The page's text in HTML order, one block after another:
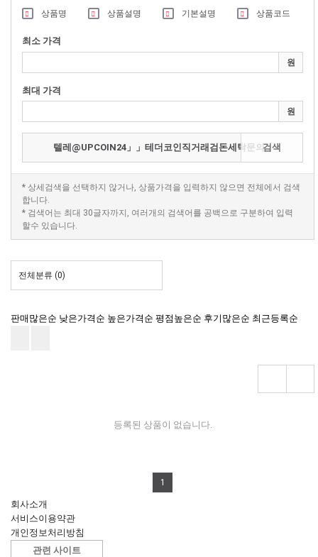
상품명 상품설명 기본설명 상품코드
최소 가격
원
최대 가격
원
검색
* 상세검색을 선택하지 않거나, 상품가격을 입력하지 않으면 전체에서 검색
합니다.
* 검색어는 최대 30글자까지, 여러개의 검색어를 공백으로 구분하여 입력
할수 있습니다.
전체분류 (0)
판매많은순 낮은가격순 높은가격순 평점높은순 후기많은순 최근등록순
등록된 상품이 없습니다.
1
회사소개
서비스이용약관
개인정보처리방침
관련 사이트